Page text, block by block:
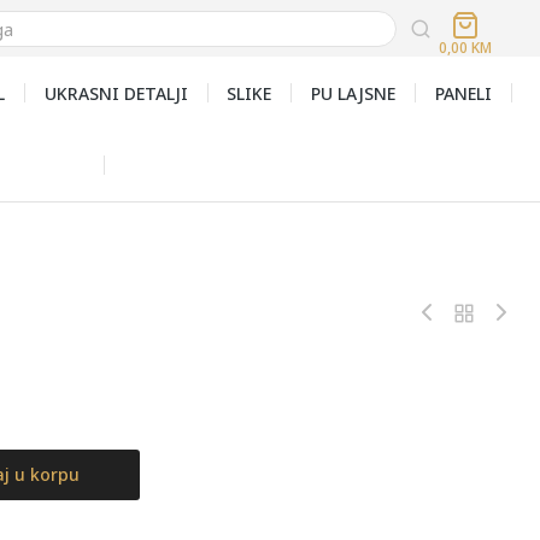
0,00 KM
UKRASNI DETALJI SLIKE PU LAJSNE PANELI
u korpu